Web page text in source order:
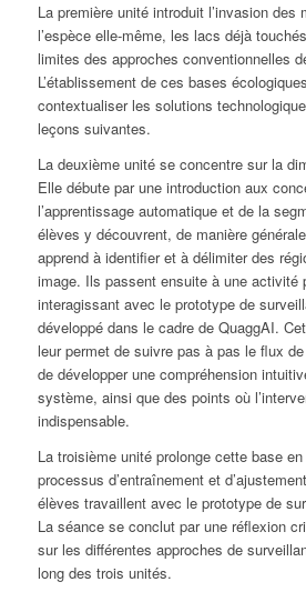
La première unité introduit l’invasion des
l’espèce elle-même, les lacs déjà
limites des approches conventionnelles
L’établissement de ces bases
contextualiser les solutions
leçons suivantes.
La deuxième unité se concentre sur la
Elle débute par une introduction aux
l’apprentissage automatique et de la
élèves y découvrent, de manière
apprend à identifier et à délimiter des
image. Ils passent ensuite à une activité
interagissant avec le prototype de
développé dans le cadre de QuaggAI.
leur permet de suivre pas à pas le flux
de développer une compréhension
système, ainsi que des points où
indispensable.
La troisième unité prolonge cette base
processus d’entraînement et
élèves travaillent avec le prototype de
La séance se conclut par une réflexion
sur les différentes approches de
long des trois unités.